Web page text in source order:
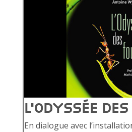
L’ODYSSÉE
En dialogue avec